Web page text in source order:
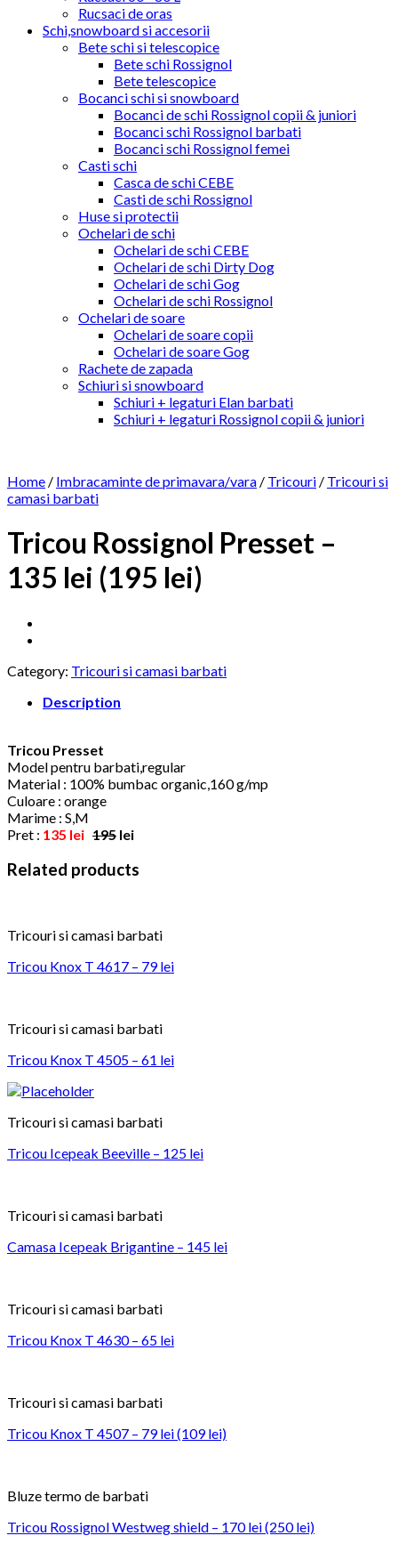
Rucsaci de oras
Schi,snowboard si accesorii
Bete schi si telescopice
Bete schi Rossignol
Bete telescopice
Bocanci schi si snowboard
Bocanci de schi Rossignol copii & juniori
Bocanci schi Rossignol barbati
Bocanci schi Rossignol femei
Casti schi
Casca de schi CEBE
Casti de schi Rossignol
Huse si protectii
Ochelari de schi
Ochelari de schi CEBE
Ochelari de schi Dirty Dog
Ochelari de schi Gog
Ochelari de schi Rossignol
Ochelari de soare
Ochelari de soare copii
Ochelari de soare Gog
Rachete de zapada
Schiuri si snowboard
Schiuri + legaturi Elan barbati
Schiuri + legaturi Rossignol copii & juniori
Home / Imbracaminte de primavara/vara / Tricouri / Tricouri si
camasi barbati
Tricou Rossignol Presset –
135 lei (195 lei)
Category: Tricouri si camasi barbati
Description
Tricou Presset
Model pentru barbati,regular
Material : 100% bumbac organic,160 g/mp
Culoare : orange
Marime : S,M
Pret : 135 lei 195 lei
Related products
Tricouri si camasi barbati
Tricou Knox T 4617 – 79 lei
Tricouri si camasi barbati
Tricou Knox T 4505 – 61 lei
Tricouri si camasi barbati
Tricou Icepeak Beeville – 125 lei
Tricouri si camasi barbati
Camasa Icepeak Brigantine – 145 lei
Tricouri si camasi barbati
Tricou Knox T 4630 – 65 lei
Tricouri si camasi barbati
Tricou Knox T 4507 – 79 lei (109 lei)
Bluze termo de barbati
Tricou Rossignol Westweg shield – 170 lei (250 lei)